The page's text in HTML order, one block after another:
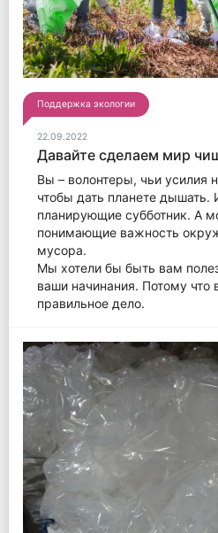
Поддержка экологии
22.09.2022
Давайте сделаем мир
Вы – волонтеры, чьи усилия
чтобы дать планете дышать.
планирующие субботник. А
понимающие важность
мусора.
Мы хотели бы быть вам
ваши начинания. Потому что
правильное дело.